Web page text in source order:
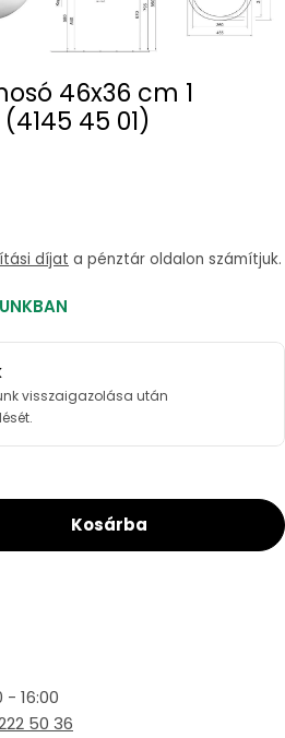
46x36 cm 1
45 01)
díjat a pénztár oldalon számítjuk.
visszaigazolása után
For Alföldi Bázis
For Alföldi Bázis
Kosárba
16:00
50 36